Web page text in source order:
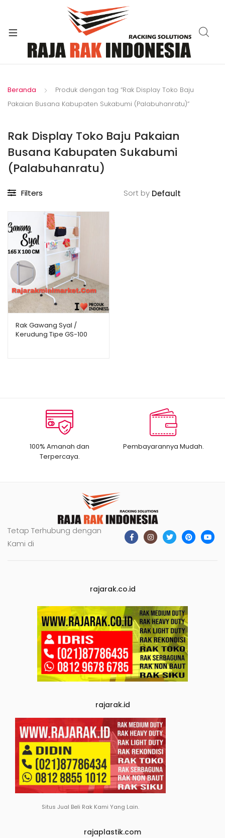
Beranda
Produk dengan tag “Rak Display Toko Baju
Pakaian Busana Kabupaten Sukabumi (Palabuhanratu)”
Rak Display Toko Baju Pakaian
Busana Kabupaten Sukabumi
(Palabuhanratu)
Filters Sort by
Rak Gawang Syal /
Kerudung Tipe GS-100
100% Amanah dan
Terpercaya.
Pembayarannya Mudah.
Tetap Terhubung dengan
Kami di
rajarak.co.id
rajarak.id
Situs Jual Beli Rak Kami Yang Lain.
rajaplastik.com